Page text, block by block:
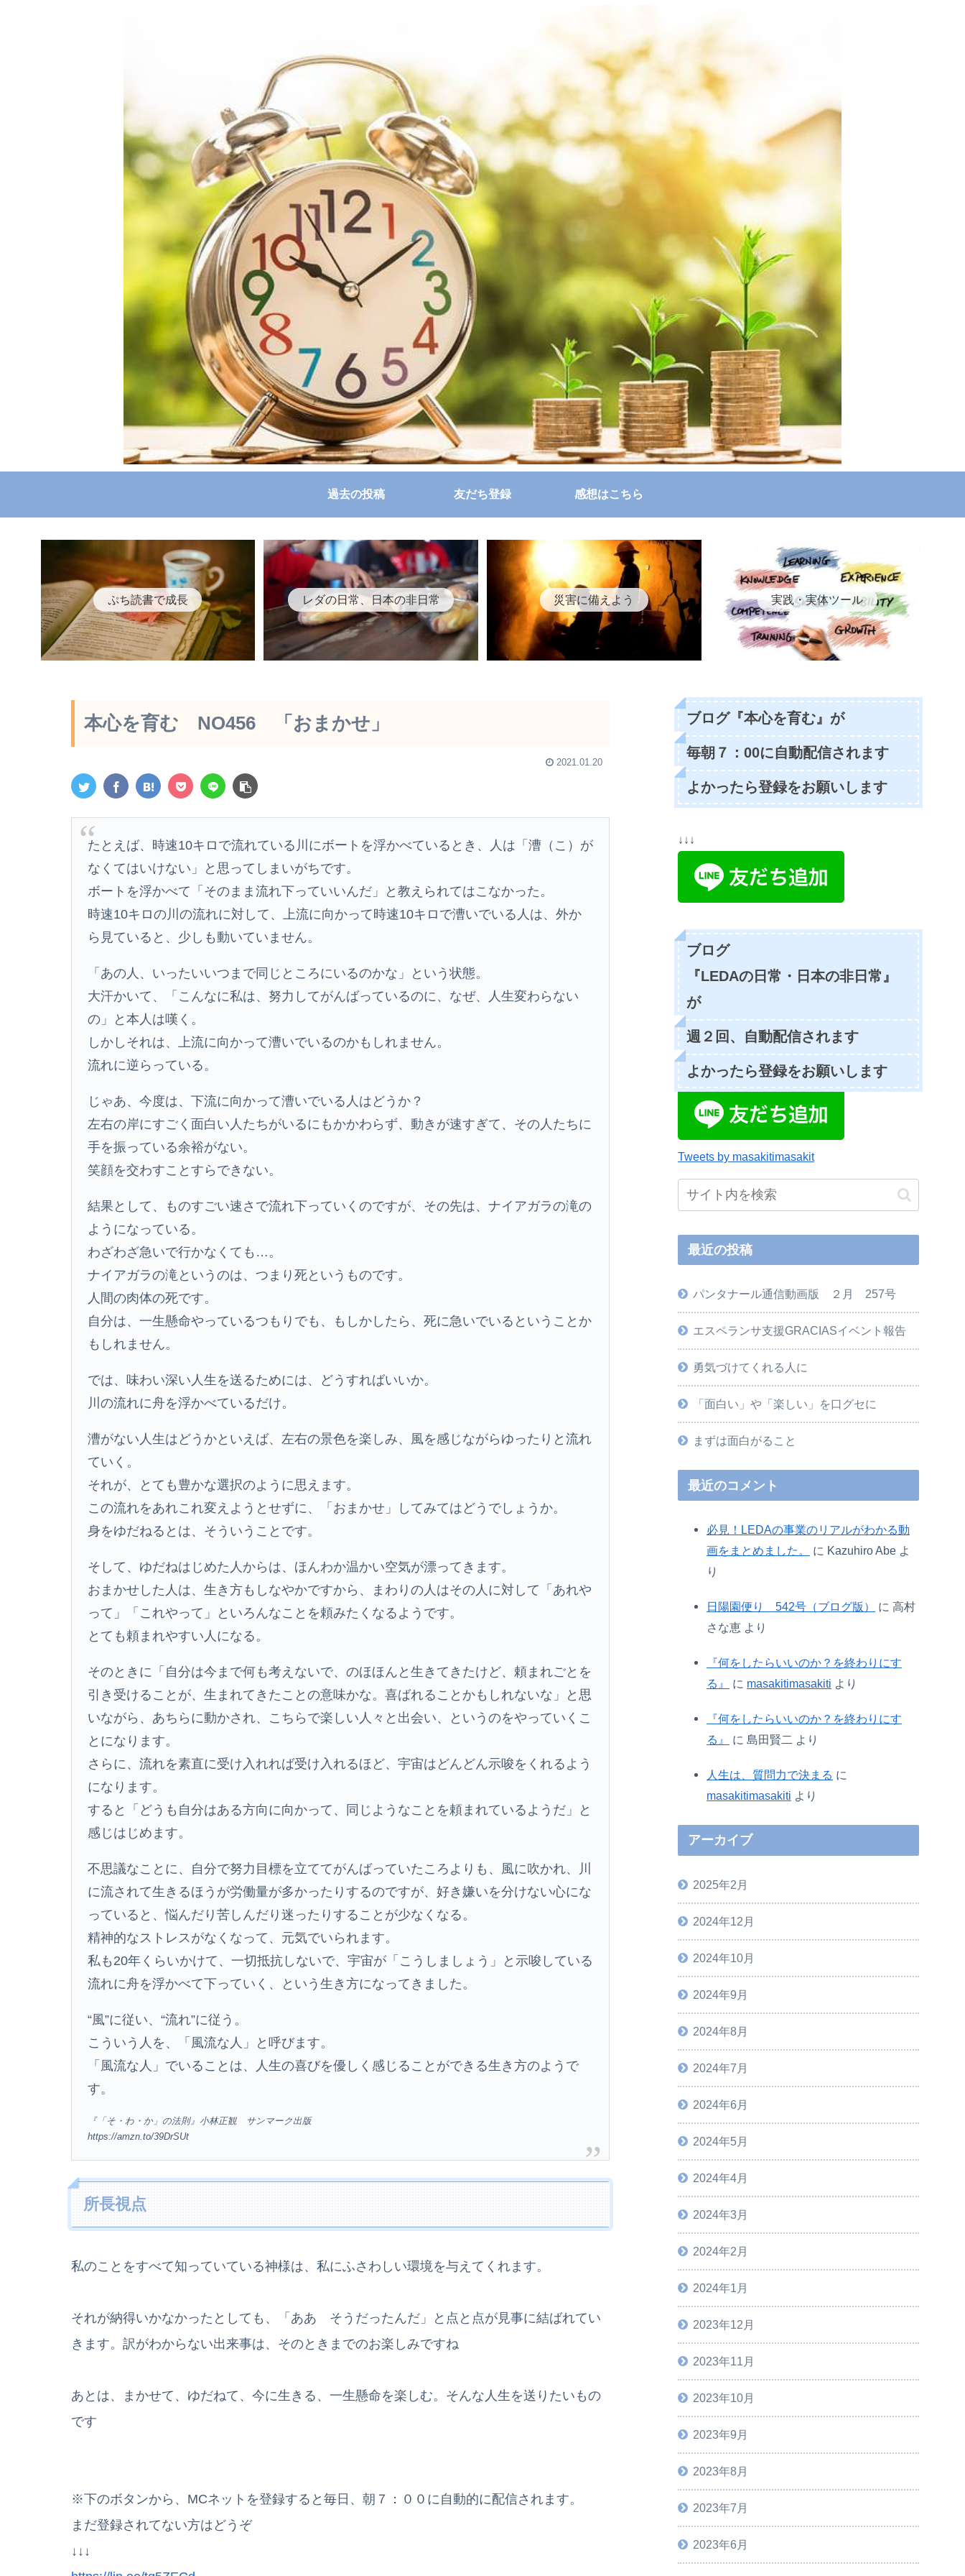
過去の投稿 友だち登録 感想はこちら
ぷち読書で成長 レダの日常、日本の非日常 災害に備えよう 実践・実体ツール
本心を育む NO456 「おまかせ」
2021.01.20
たとえば、時速10キロで流れている川にボートを浮かべているとき、人は「漕（こ）が
なくてはいけない」と思ってしまいがちです。
ボートを浮かべて「そのまま流れ下っていいんだ」と教えられてはこなかった。
時速10キロの川の流れに対して、上流に向かって時速10キロで漕いでいる人は、外か
ら見ていると、少しも動いていません。
「あの人、いったいいつまで同じところにいるのかな」という状態。
大汗かいて、「こんなに私は、努力してがんばっているのに、なぜ、人生変わらない
の」と本人は嘆く。
しかしそれは、上流に向かって漕いでいるのかもしれません。
流れに逆らっている。
じゃあ、今度は、下流に向かって漕いでいる人はどうか？
左右の岸にすごく面白い人たちがいるにもかかわらず、動きが速すぎて、その人たちに
手を振っている余裕がない。
笑顔を交わすことすらできない。
結果として、ものすごい速さで流れ下っていくのですが、その先は、ナイアガラの滝の
ようになっている。
わざわざ急いで行かなくても…。
ナイアガラの滝というのは、つまり死というものです。
人間の肉体の死です。
自分は、一生懸命やっているつもりでも、もしかしたら、死に急いでいるということか
もしれません。
では、味わい深い人生を送るためには、どうすればいいか。
川の流れに舟を浮かべているだけ。
漕がない人生はどうかといえば、左右の景色を楽しみ、風を感じながらゆったりと流れ
ていく。
それが、とても豊かな選択のように思えます。
この流れをあれこれ変えようとせずに、「おまかせ」してみてはどうでしょうか。
身をゆだねるとは、そういうことです。
そして、ゆだねはじめた人からは、ほんわか温かい空気が漂ってきます。
おまかせした人は、生き方もしなやかですから、まわりの人はその人に対して「あれや
って」「これやって」といろんなことを頼みたくなるようです。
とても頼まれやすい人になる。
そのときに「自分は今まで何も考えないで、のほほんと生きてきたけど、頼まれごとを
引き受けることが、生まれてきたことの意味かな。喜ばれることかもしれないな」と思
いながら、あちらに動かされ、こちらで楽しい人々と出会い、というのをやっていくこ
とになります。
さらに、流れを素直に受け入れれば受け入れるほど、宇宙はどんどん示唆をくれるよう
になります。
すると「どうも自分はある方向に向かって、同じようなことを頼まれているようだ」と
感じはじめます。
不思議なことに、自分で努力目標を立ててがんばっていたころよりも、風に吹かれ、川
に流されて生きるほうが労働量が多かったりするのですが、好き嫌いを分けない心にな
っていると、悩んだり苦しんだり迷ったりすることが少なくなる。
精神的なストレスがなくなって、元気でいられます。
私も20年くらいかけて、一切抵抗しないで、宇宙が「こうしましょう」と示唆している
流れに舟を浮かべて下っていく、という生き方になってきました。
“風”に従い、“流れ”に従う。
こういう人を、「風流な人」と呼びます。
「風流な人」でいることは、人生の喜びを優しく感じることができる生き方のようで
す。
『「そ・わ・か」の法則』小林正観 サンマーク出版
https://amzn.to/39DrSUt
所長視点
私のことをすべて知っていている神様は、私にふさわしい環境を与えてくれます。
それが納得いかなかったとしても、「ああ そうだったんだ」と点と点が見事に結ばれてい
きます。訳がわからない出来事は、そのときまでのお楽しみですね
あとは、まかせて、ゆだねて、今に生きる、一生懸命を楽しむ。そんな人生を送りたいもの
です
※下のボタンから、MCネットを登録すると毎日、朝７：００に自動的に配信されます。
まだ登録されてない方はどうぞ
↓↓↓
ブログ『本心を育む』が
毎朝７：00に自動配信されます
よかったら登録をお願いします
↓↓↓
ブログ
『LEDAの日常・日本の非日常』
が
週２回、自動配信されます
よかったら登録をお願いします
Tweets by masakitimasakit
最近の投稿
パンタナール通信動画版 ２月 257号
エスペランサ支援GRACIASイベント報告
勇気づけてくれる人に
「面白い」や「楽しい」を口グセに
まずは面白がること
最近のコメント
必見！LEDAの事業のリアルがわかる動
画をまとめました。
に Kazuhiro Abe よ
り
日陽園便り 542号（ブログ版） に 高村
さな恵 より
『何をしたらいいのか？を終わりにす
る』
に masakitimasakiti より
『何をしたらいいのか？を終わりにす
る』
に 島田賢二 より
人生は、質問力で決まる に
masakitimasakiti より
アーカイブ
2025年2月
2024年12月
2024年10月
2024年9月
2024年8月
2024年7月
2024年6月
2024年5月
2024年4月
2024年3月
2024年2月
2024年1月
2023年12月
2023年11月
2023年10月
2023年9月
2023年8月
2023年7月
2023年6月